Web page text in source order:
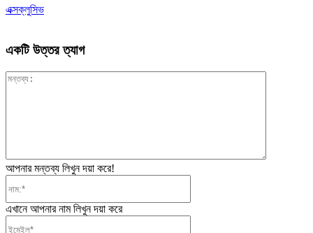
এক্সক্লুসিভ
একটি উত্তর ত্যাগ
আপনার মন্তব্য লিখুন দয়া করে!
এখানে আপনার নাম লিখুন দয়া করে